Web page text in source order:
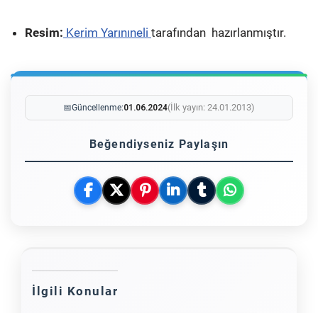
Resim: Kerim Yarınıneli tarafından hazırlanmıştır.
📅Güncellenme:01.06.2024(İlk yayın: 24.01.2013)
Beğendiyseniz Paylaşın
İlgili Konular